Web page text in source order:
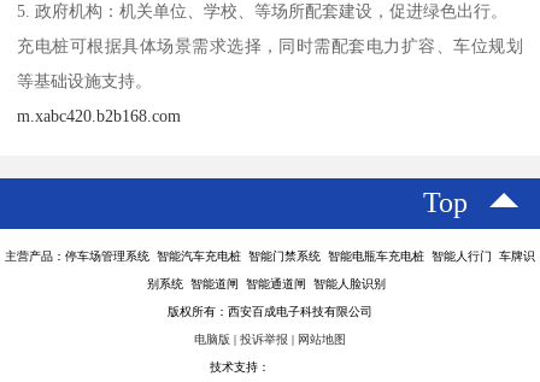
5. 政府机构：机关单位、学校、等场所配套建设，促进绿色出行。
充电桩可根据具体场景需求选择，同时需配套电力扩容、车位规划
等基础设施支持。
m.xabc420.b2b168.com
Top
主营产品：停车场管理系统 智能汽车充电桩 智能门禁系统 智能电瓶车充电桩 智能人行门 车牌识
别系统 智能道闸 智能通道闸 智能人脸识别
版权所有：西安百成电子科技有限公司
电脑版 投诉举报 网站地图
技术支持：